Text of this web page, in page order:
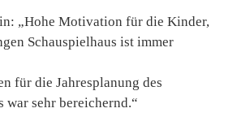
„Hohe Motivation für die Kinder,
Schauspielhaus ist immer
für die Jahresplanung des
war sehr bereichernd.“